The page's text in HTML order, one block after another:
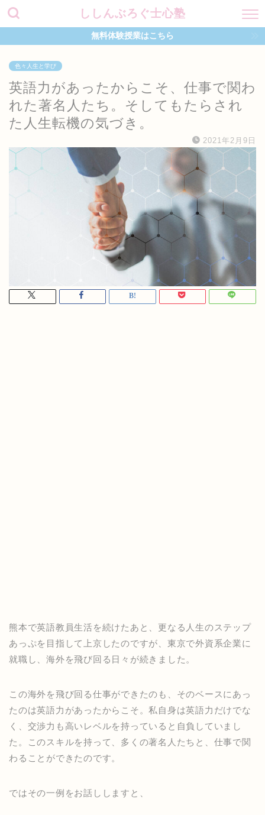
ししんぶろぐ士心塾
無料体験授業はこちら
色々人生と学び
英語力があったからこそ、仕事で関わ
れた著名人たち。そしてもたらされ
た人生転機の気づき。
2021年2月9日
熊本で英語教員生活を続けたあと、更なる人生のステップ
あっぷを目指して上京したのですが、東京で外資系企業に
就職し、海外を飛び回る日々が続きました。
この海外を飛び回る仕事ができたのも、そのベースにあっ
たのは英語力があったからこそ。私自身は英語力だけでな
く、交渉力も高いレベルを持っていると自負していまし
た。このスキルを持って、多くの著名人たちと、仕事で関
わることができたのです。
ではその一例をお話ししますと、